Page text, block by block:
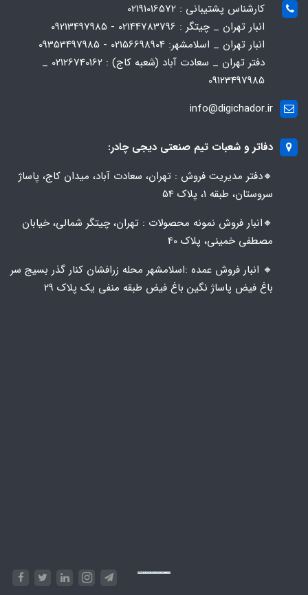
کارشناس پشتیبانی : 02191016572
انبار تهران _ چیتگر : 02144783796 - 09213497985
انبار تهران _ اسلامشهر: 02156698904 - 09353497985
دفتر تهران _ سعادت آباد (شعبه کاج) : 02126740162 _
09123497985
info@digichador.ir
دفاتر و شعبات تیم صنعتی دیجی چادر:
🔸️​​دفتر مدیریت فروش : تهران، سعادت آباد، میدان کاج، پاساژ
سروستان، طبقه 1، پلاک 54
🔸️​​انبار فروش نمونه محصولات : تهران، چیتگر شمالی، خیابان
مصطفی خمینی، پلاک 40
🔸️ انبار فروش عمده :اسلامشهر محله زرافشان کنار گذر بسیج سر
باغ فیض پاساژ نگین باغ فیض طبقه منفی یک پلاک ۲۹
Powered by Embed Google Maps & Phase 10 rules